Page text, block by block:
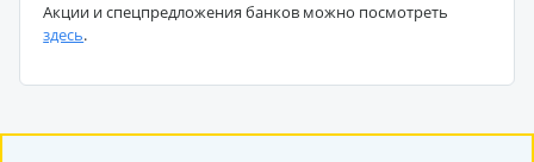
Акции и спецпредложения банков можно посмотреть
здесь.